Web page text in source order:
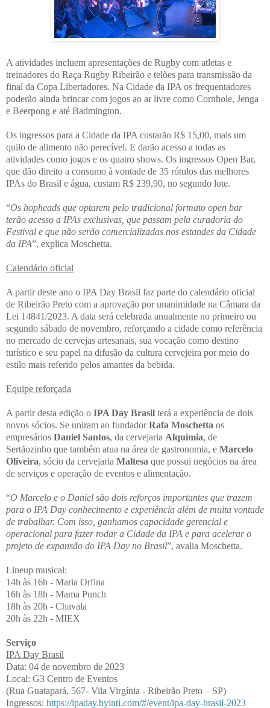
A atividades incluem apresentações de Rugby com atletas e
treinadores do Raça Rugby Ribeirão e telões para transmissão da
final da Copa Libertadores. Na Cidade da IPA os frequentadores
poderão ainda brincar com jogos ao ar livre como Cornhole, Jenga
e Beerpong e até Badmington.
Os ingressos para a Cidade da IPA custarão R$ 15,00, mais um
quilo de alimento não perecível. E darão acesso a todas as
atividades como jogos e os quatro shows. Os ingressos Open Bar,
que dão direito a consumo à vontade de 35 rótulos das melhores
IPAs do Brasil e água, custam R$ 239,90, no segundo lote.
“Os hopheads que optarem pelo tradicional formato open bar
terão acesso a IPAs exclusivas, que passam pela curadoria do
Festival e que não serão comercializadas nos estandes da Cidade
da IPA”, explica Moschetta.
Calendário oficial
A partir deste ano o IPA Day Brasil faz parte do calendário oficial
de Ribeirão Preto com a aprovação por unanimidade na Câmara da
Lei 14841/2023. A data será celebrada anualmente no primeiro ou
segundo sábado de novembro, reforçando a cidade como referência
no mercado de cervejas artesanais, sua vocação como destino
turístico e seu papel na difusão da cultura cervejeira por meio do
estilo mais referido pelos amantes da bebida.
Equipe reforçada
A partir desta edição o IPA Day Brasil terá a experiência de dois
novos sócios. Se uniram ao fundadorRafa Moschetta os
empresários Daniel Santos, da cervejaria Alquimia, de
Sertãozinho que também atua na área de gastronomia, e Marcelo
Oliveira, sócio da cervejaria Maltesa que possui negócios na área
de serviços e operação de eventos e alimentação.
“O Marcelo e o Daniel são dois reforços importantes que trazem
para o IPA Day conhecimento e experiência além de muita vontade
de trabalhar. Com isso, ganhamos capacidade gerencial e
operacional para fazer rodar a Cidade da IPA e para acelerar o
projeto de expansão do IPA Day no Brasil”, avalia Moschetta.
Lineup musical:
14h às 16h - Maria Orfina
16h às 18h - Mama Punch
18h às 20h - Chavala
20h às 22h - MIEX
Serviço
IPA Day Brasil
Data: 04 de novembro de 2023
Local: G3 Centro de Eventos
(Rua Guatapará, 567- Vila Virgínia - Ribeirão Preto – SP)
Ingressos: https://ipaday.byinti.com/#/event/ipa-day-brasil-2023